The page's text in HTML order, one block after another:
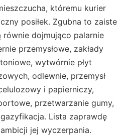
któremu kurier
posiłek. Zgubna to zaiste
dojmująco palarnie
przemysłowe, zakłady
wytwórnie płyt
odlewnie, przemysł
i papierniczy,
przetwarzanie gumy,
Lista zaprawdę
jej wyczerpania.